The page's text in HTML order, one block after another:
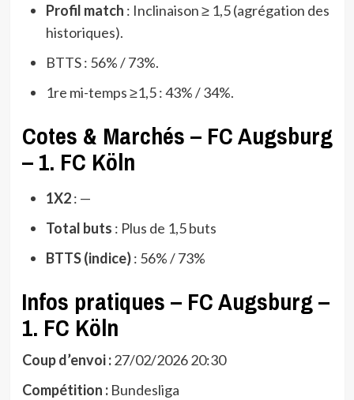
Profil match : Inclinaison ≥ 1,5 (agrégation des
historiques).
BTTS : 56% / 73%.
1re mi-temps ≥1,5 : 43% / 34%.
Cotes & Marchés – FC Augsburg
– 1. FC Köln
1X2: —
Total buts : Plus de 1,5 buts
BTTS (indice): 56% / 73%
Infos pratiques – FC Augsburg –
1. FC Köln
Coup d’envoi :27/02/2026 20:30
Compétition :Bundesliga